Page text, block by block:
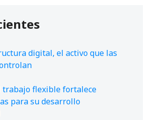
digital, el activo que las
trabajo flexible fortalece
para su desarrollo